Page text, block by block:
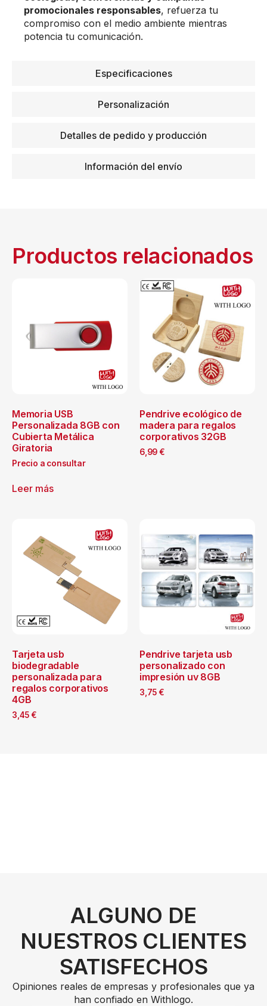
Especificaciones
Personalización
Detalles de pedido y producción
Información del envío
promocionales responsables, refuerza tu
compromiso con el medio ambiente mientras
potencia tu comunicación.
Productos relacionados
Memoria USB
Personalizada 8GB con
Cubierta Metálica
Giratoria
Precio a consultar
Leer más
Pendrive ecológico de
madera para regalos
corporativos 32GB
6,99 €
Tarjeta usb
biodegradable
personalizada para
regalos corporativos
4GB
3,45 €
Pendrive tarjeta usb
personalizado con
impresión uv 8GB
3,75 €
ALGUNO DE
NUESTROS CLIENTES
SATISFECHOS
Opiniones reales de empresas y profesionales que ya
han confiado en Withlogo.